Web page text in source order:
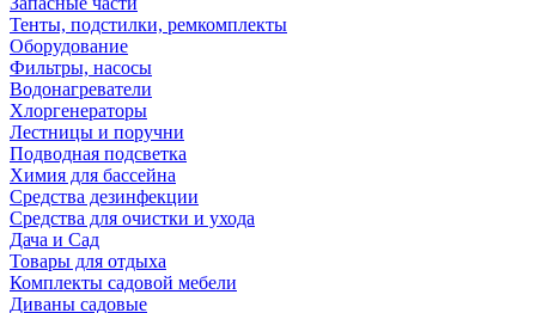
Тенты, подстилки, ремкомплекты
Оборудование
Фильтры, насосы
Водонагреватели
Хлоргенераторы
Лестницы и поручни
Подводная подсветка
Химия для бассейна
Средства дезинфекции
Средства для очистки и ухода
Дача и Сад
Товары для отдыха
Комплекты садовой мебели
Диваны садовые